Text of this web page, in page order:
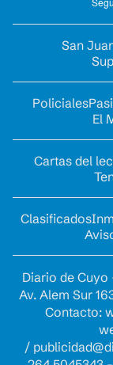
San
Policiales
El
Cartas del
Clasificados
Diario de
Av. Alem Sur
Contacto:
/